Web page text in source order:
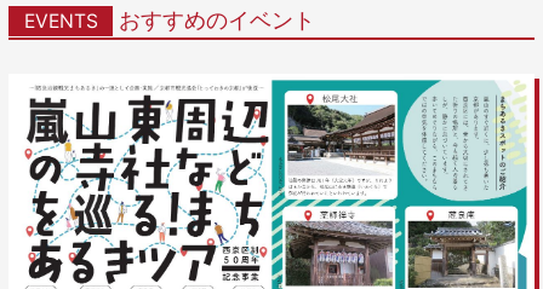
EVENTS おすすめのイベント